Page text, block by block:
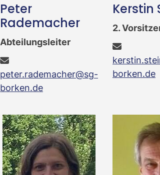
Peter
Rademacher
Abteilungsleiter
peter.rademacher@sg-
borken.de
Kerstin
2.
borken.de